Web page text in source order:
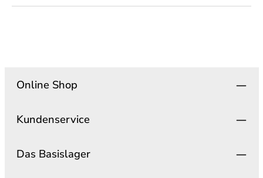
Online Shop
Kundenservice
Das Basislager